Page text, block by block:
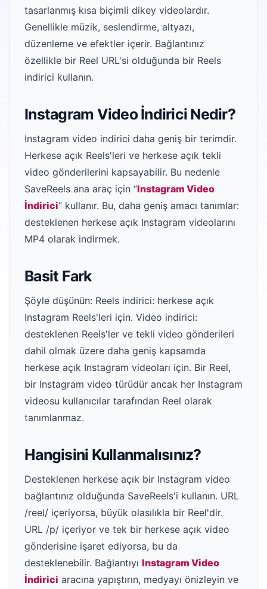
tasarlanmış kısa biçimli dikey videolardır.
Genellikle müzik, seslendirme, altyazı,
düzenleme ve efektler içerir. Bağlantınız
özellikle bir Reel URL'si olduğunda bir Reels
indirici kullanın.
Instagram Video İndirici Nedir?
Instagram video indirici daha geniş bir terimdir.
Herkese açık Reels'leri ve herkese açık tekli
video gönderilerini kapsayabilir. Bu nedenle
SaveReels ana araç için “Instagram Video
İndirici” kullanır. Bu, daha geniş amacı tanımlar:
desteklenen herkese açık Instagram videolarını
MP4 olarak indirmek.
Basit Fark
Şöyle düşünün: Reels indirici: herkese açık
Instagram Reels'leri için. Video indirici:
desteklenen Reels'ler ve tekli video gönderileri
dahil olmak üzere daha geniş kapsamda
herkese açık Instagram videoları için. Bir Reel,
bir Instagram video türüdür ancak her Instagram
videosu kullanıcılar tarafından Reel olarak
tanımlanmaz.
Hangisini Kullanmalısınız?
Desteklenen herkese açık bir Instagram video
bağlantınız olduğunda SaveReels'i kullanın. URL
/reel/ içeriyorsa, büyük olasılıkla bir Reel'dir.
URL /p/ içeriyor ve tek bir herkese açık video
gönderisine işaret ediyorsa, bu da
desteklenebilir. Bağlantıyı Instagram Video
İndirici aracına yapıştırın, medyayı önizleyin ve